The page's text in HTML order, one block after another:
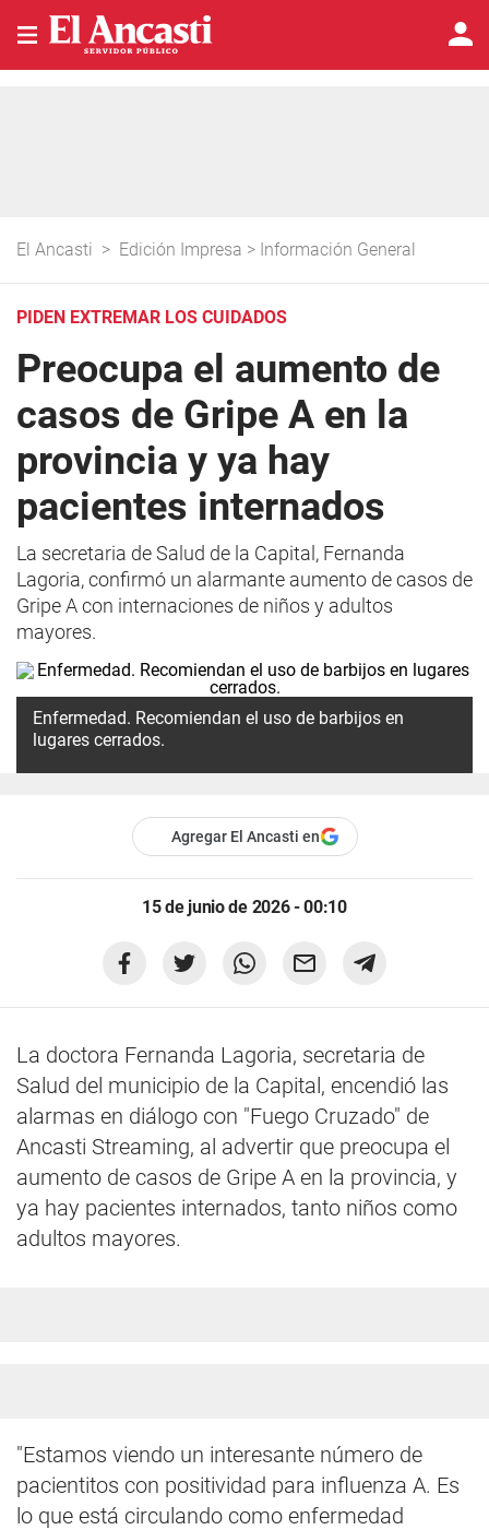
El Ancasti > Edición Impresa > Información General
PIDEN EXTREMAR LOS CUIDADOS
Preocupa el aumento de
casos de Gripe A en la
provincia y ya hay
pacientes internados
La secretaria de Salud de la Capital, Fernanda
Lagoria, confirmó un alarmante aumento de casos de
Gripe A con internaciones de niños y adultos
mayores.
Enfermedad. Recomiendan el uso de barbijos en
lugares cerrados.
Agregar El Ancasti en
15 de junio de 2026 - 00:10
La doctora Fernanda Lagoria, secretaria de
Salud del municipio de la Capital, encendió las
alarmas en diálogo con "Fuego Cruzado" de
Ancasti Streaming, al advertir que preocupa el
aumento de casos de Gripe A en la provincia, y
ya hay pacientes internados, tanto niños como
adultos mayores.
"Estamos viendo un interesante número de
pacientitos con positividad para influenza A. Es
lo que está circulando como enfermedad